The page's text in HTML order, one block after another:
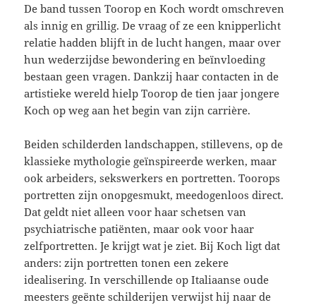
De band tussen Toorop en Koch wordt omschreven
als innig en grillig. De vraag of ze een knipperlicht
relatie hadden blijft in de lucht hangen, maar over
hun wederzijdse bewondering en beïnvloeding
bestaan geen vragen. Dankzij haar contacten in de
artistieke wereld hielp Toorop de tien jaar jongere
Koch op weg aan het begin van zijn carrière.
Beiden schilderden landschappen, stillevens, op de
klassieke mythologie geïnspireerde werken, maar
ook arbeiders, sekswerkers en portretten. Toorops
portretten zijn onopgesmukt, meedogenloos direct.
Dat geldt niet alleen voor haar schetsen van
psychiatrische patiënten, maar ook voor haar
zelfportretten. Je krijgt wat je ziet. Bij Koch ligt dat
anders: zijn portretten tonen een zekere
idealisering. In verschillende op Italiaanse oude
meesters geënte schilderijen verwijst hij naar de